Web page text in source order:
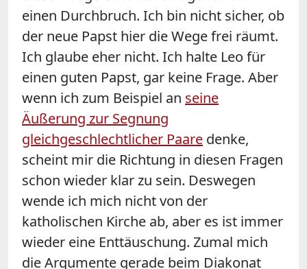
einen Durchbruch. Ich bin nicht sicher, ob
der neue Papst hier die Wege frei räumt.
Ich glaube eher nicht. Ich halte Leo für
einen guten Papst, gar keine Frage. Aber
wenn ich zum Beispiel an seine
Äußerung zur Segnung
gleichgeschlechtlicher Paare denke,
scheint mir die Richtung in diesen Fragen
schon wieder klar zu sein. Deswegen
wende ich mich nicht von der
katholischen Kirche ab, aber es ist immer
wieder eine Enttäuschung. Zumal mich
die Argumente gerade beim Diakonat